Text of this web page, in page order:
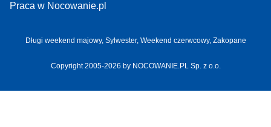
Praca w Nocowanie.pl
Długi weekend majowy, Sylwester, Weekend czerwcowy, Zakopane
Copyright 2005-2026 by NOCOWANIE.PL Sp. z o.o.